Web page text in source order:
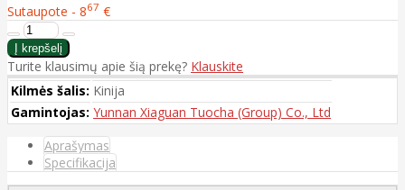
Sutaupote - 867 €
Turite klausimų apie šią prekę? Klauskite
Kilmės šalis: Kinija
Gamintojas: Yunnan Xiaguan Tuocha (Group) Co., Ltd
Aprašymas
Specifikacija